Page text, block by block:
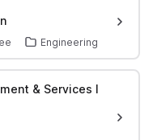
Engineering
& Services I